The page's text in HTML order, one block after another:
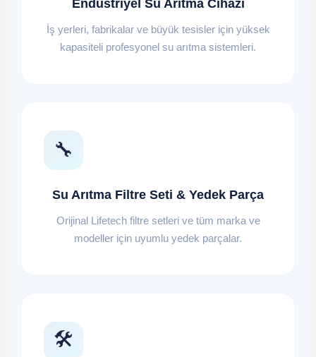
Endüstriyel Su Arıtma Cihazı
İş yerleri, fabrikalar ve büyük tesisler için yüksek
kapasiteli profesyonel su arıtma sistemleri.
🔧
Su Arıtma Filtre Seti & Yedek Parça
Orijinal Lifetech filtre setleri ve tüm marka ve
modeller için uyumlu yedek parçalar.
🛠️